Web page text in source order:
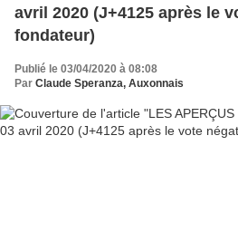
avril 2020 (J+4125 après le
fondateur)
Publié le 03/04/2020 à 08:08
Par Claude Speranza, Auxonnais